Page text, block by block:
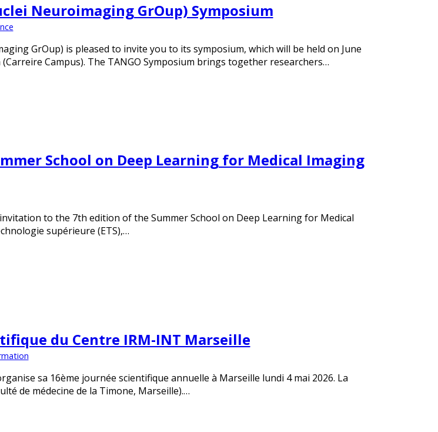
Neuroimaging GrOup) Symposium
GrOup) is pleased to invite you to its symposium, which will be held on June
Campus). The TANGO Symposium brings together researchers…
School on Deep Learning for Medical Imaging
to the 7th edition of the Summer School on Deep Learning for Medical
supérieure (ETS),…
du Centre IRM-INT Marseille
sa 16ème journée scientifique annuelle à Marseille lundi 4 mai 2026. La
de médecine de la Timone, Marseille).…